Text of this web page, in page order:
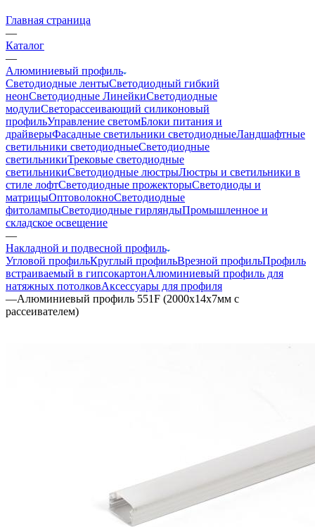
Главная страница
—
Каталог
—
Алюминиевый профиль
Светодиодные лентыСветодиодный гибкий
неонСветодиодные ЛинейкиСветодиодные
модулиСветорассеивающий силиконовый
профильУправление светомБлоки питания и
драйверыФасадные светильники светодиодныеЛандшафтные
светильники светодиодныеСветодиодные
светильникиТрековые светодиодные
светильникиСветодиодные люстрыЛюстры и светильники в
стиле лофтСветодиодные прожекторыСветодиоды и
матрицыОптоволокноСветодиодные
фитолампыСветодиодные гирляндыПромышленное и
складское освещение
—
Накладной и подвесной профиль
Угловой профильКруглый профильВрезной профильПрофиль
встраиваемый в гипсокартонАлюминиевый профиль для
натяжных потолковАксессуары для профиля
—Алюминиевый профиль 551F (2000x14x7мм с
рассеивателем)